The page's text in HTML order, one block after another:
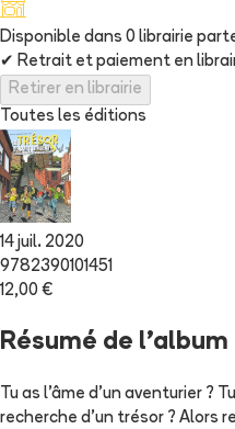
Disponible dans 0 librairie
✔ Retrait et paiement en
Retirer en librairie
Toutes les éditions
14 juil. 2020
9782390101451
12,00 €
Résumé de l'album
Tu as l'âme d'un aventurier ?
recherche d'un trésor ? Alors